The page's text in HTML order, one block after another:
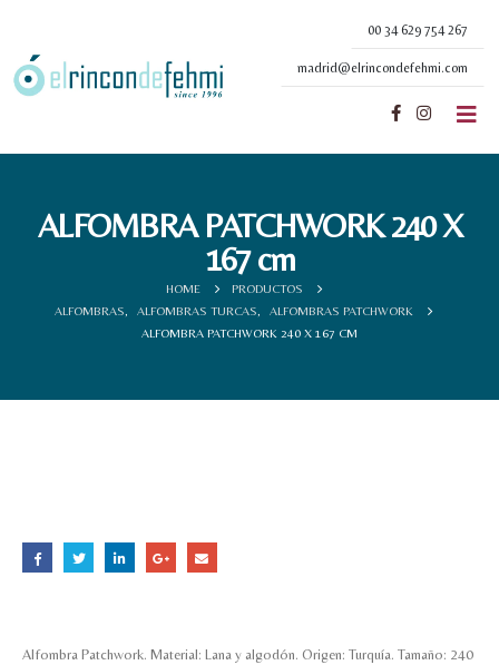
00 34 629 754 267
madrid@elrincondefehmi.com
ALFOMBRA PATCHWORK 240 X
167 cm
HOME
PRODUCTOS
ALFOMBRAS
ALFOMBRAS TURCAS
ALFOMBRAS PATCHWORK
ALFOMBRA PATCHWORK 240 X 167 CM
Alfombra Patchwork. Material: Lana y algodón. Origen: Turquía. Tamaño: 240